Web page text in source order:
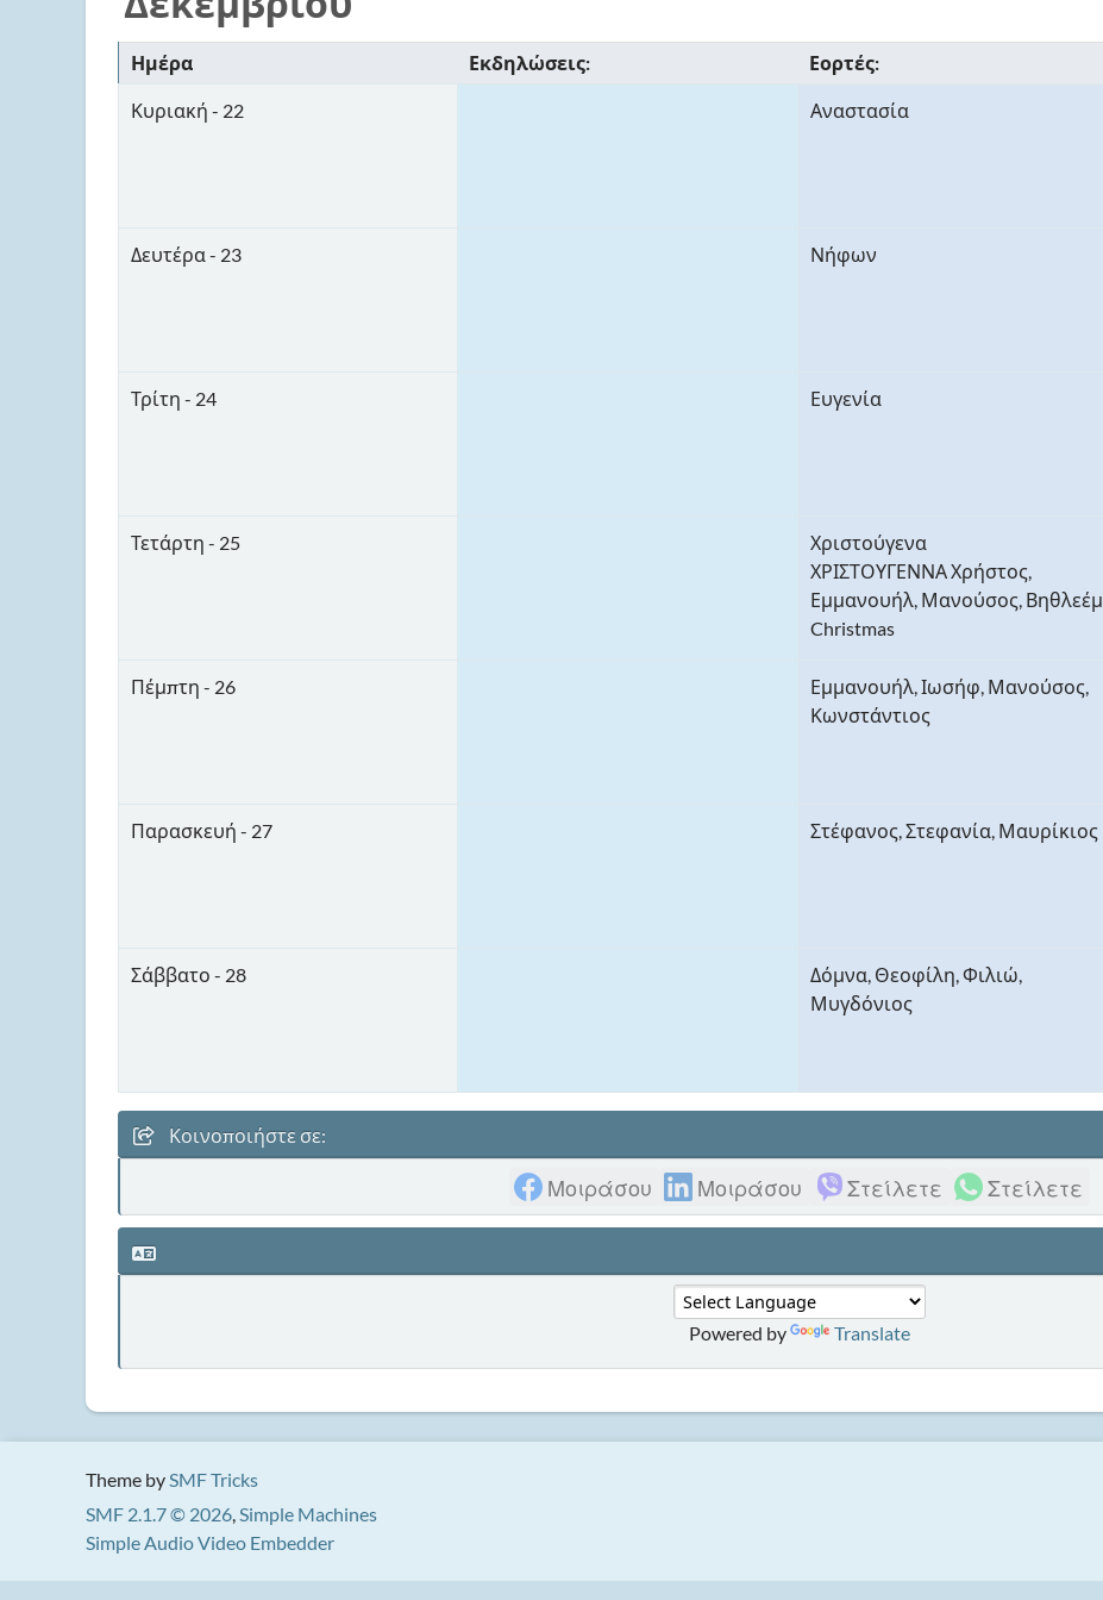
Ημέρα Εκδηλώσεις: Εορτές:
Κυριακή - 22 Αναστασία
Δευτέρα - 23 Νήφων
Τρίτη - 24 Ευγενία
Τετάρτη - 25
Χριστούγενα
ΧΡΙΣΤΟΥΓΕΝΝΑ Χρήστος,
Εμμανουήλ, Μανούσος, Βηθλεέμ
Christmas
Πέμπτη - 26
Εμμανουήλ, Ιωσήφ, Μανούσος,
Κωνστάντιος
Παρασκευή - 27 Στέφανος, Στεφανία, Μαυρίκιος
Σάββατο - 28
Δόμνα, Θεοφίλη, Φιλιώ,
Μυγδόνιος
Κοινοποιήστε σε:
Μοιράσου Μοιράσου Στείλετε Στείλετε
Powered by Translate
Theme bySMF Tricks
SMF 2.1.7 © 2026,Simple Machines
Simple Audio Video Embedder